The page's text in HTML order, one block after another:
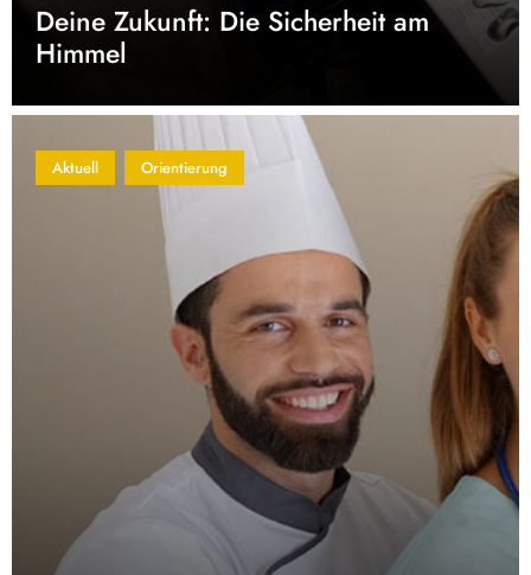
Deine Zukunft: Die Sicherheit am
Himmel
Aktuell Orientierung